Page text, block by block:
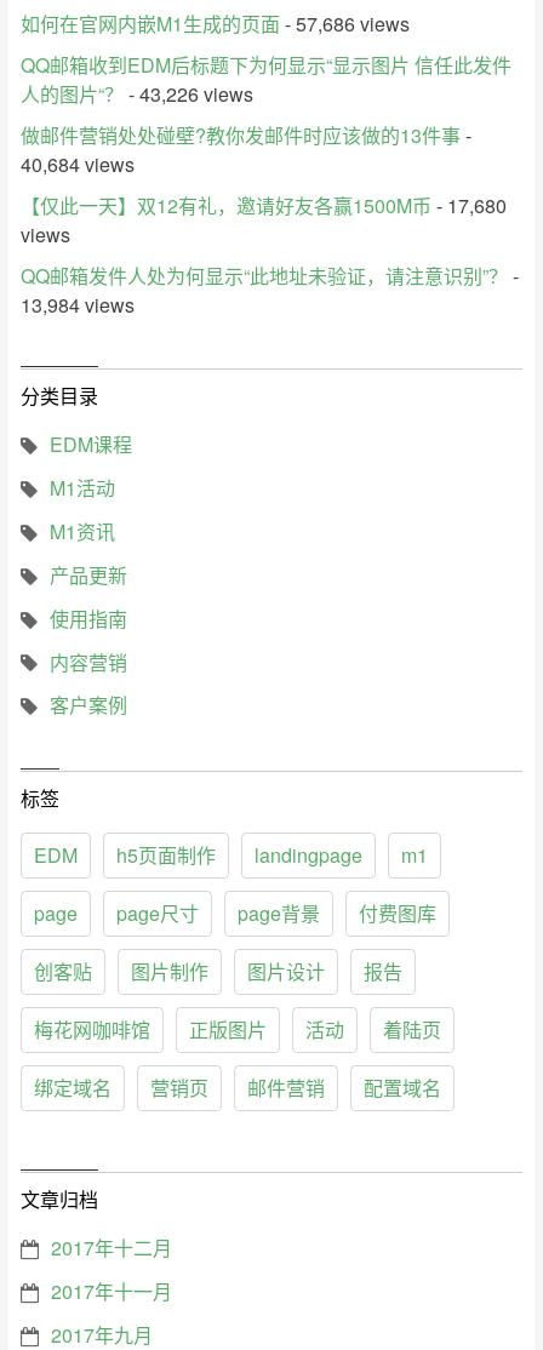
如何在官网内嵌M1生成的页面 - 57,686 views
QQ邮箱收到EDM后标题下为何显示“显示图片 信任此发件
人的图片“？ - 43,226 views
做邮件营销处处碰壁?教你发邮件时应该做的13件事-
40,684 views
【仅此一天】双12有礼，邀请好友各赢1500M币 - 17,680
views
QQ邮箱发件人处为何显示“此地址未验证，请注意识别”？ -
13,984 views
分类目录
EDM课程
M1活动
M1资讯
产品更新
使用指南
内容营销
客户案例
标签
EDM h5页面制作 landingpage m1
page page尺寸 page背景 付费图库
创客贴 图片制作 图片设计 报告
梅花网咖啡馆 正版图片 活动 着陆页
绑定域名 营销页 邮件营销 配置域名
文章归档
2017年十二月
2017年十一月
2017年九月